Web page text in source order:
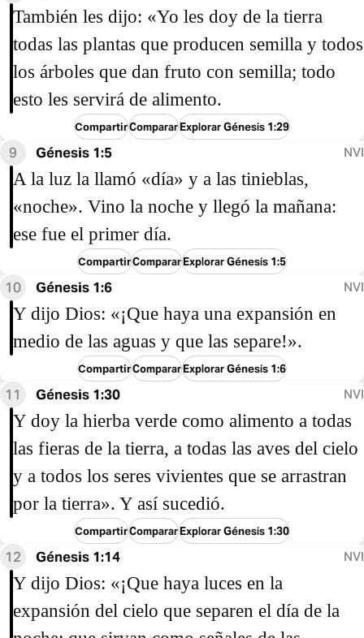
También les dijo: «Yo les doy de la tierra
todas las plantas que producen semilla y todos
los árboles que dan fruto con semilla; todo
esto les servirá de alimento.
CompartirCompararExplorar Génesis 1:29
9 Génesis 1:5 NVI
A la luz la llamó «día» y a las tinieblas,
«noche». Vino la noche y llegó la mañana:
ese fue el primer día.
CompartirCompararExplorar Génesis 1:5
10 Génesis 1:6 NVI
Y dijo Dios: «¡Que haya una expansión en
medio de las aguas y que las separe!».
CompartirCompararExplorar Génesis 1:6
11 Génesis 1:30 NVI
Y doy la hierba verde como alimento a todas
las fieras de la tierra, a todas las aves del cielo
y a todos los seres vivientes que se arrastran
por la tierra». Y así sucedió.
CompartirCompararExplorar Génesis 1:30
12 Génesis 1:14 NVI
Y dijo Dios: «¡Que haya luces en la
expansión del cielo que separen el día de la